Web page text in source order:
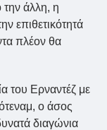
την άλλη, η
επιθετικότητά
πλέον θα
του Ερναντέζ με
ο άσος
διαγώνια